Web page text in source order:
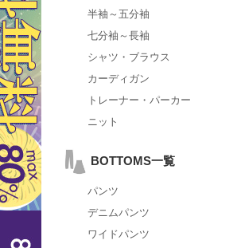
半袖～五分袖
七分袖～長袖
シャツ・ブラウス
カーディガン
トレーナー・パーカー
ニット
BOTTOMS一覧
パンツ
デニムパンツ
ワイドパンツ